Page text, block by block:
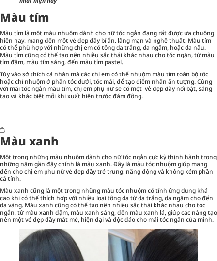
Màu tím
Màu tím là một màu nhuộm dành cho nữ tóc ngắn đang rất được ưa chuộng
hiện nay, mang đến một vẻ đẹp đầy bí ẩn, lãng mạn và nghệ thuật. Màu tím
có thể phù hợp với những chị em có tông da trắng, da ngăm, hoặc da nâu.
Màu tím cũng có thể tạo nên nhiều sắc thái khác nhau cho tóc ngắn, từ màu
tím đậm, màu tím sáng, đến màu tím pastel.
Tùy vào sở thích cá nhân mà các chị em có thể nhuộm màu tím toàn bộ tóc
hoặc chỉ nhuộm ở phần tóc dưới, tóc mái, để tạo điểm nhấn ấn tượng. Cùng
với mái tóc ngắn màu tím, chị em phụ nữ sẽ có một vẻ đẹp đầy nổi bật, sáng
tạo và khác biệt mỗi khi xuất hiện trước đám đông.
Màu xanh
Một trong những màu nhuộm dành cho nữ tóc ngắn cực kỳ thịnh hành trong
những năm gần đây chính là màu xanh. Đây là màu tóc nhuộm giúp mang
đến cho chị em phụ nữ vẻ đẹp đầy trẻ trung, năng động và không kém phần
cá tính.
Màu xanh cũng là một trong những màu tóc nhuộm có tính ứng dụng khá
cao khi có thể thích hợp với nhiều loại tông da từ da trắng, da ngăm cho đến
da vàng. Màu xanh cũng có thể tạo nên nhiều sắc thái khác nhau cho tóc
ngắn, từ màu xanh đậm, màu xanh sáng, đến màu xanh lá, giúp các nàng tạo
nên một vẻ đẹp đầy mát mẻ, hiện đại và độc đáo cho mái tóc ngắn của mình.